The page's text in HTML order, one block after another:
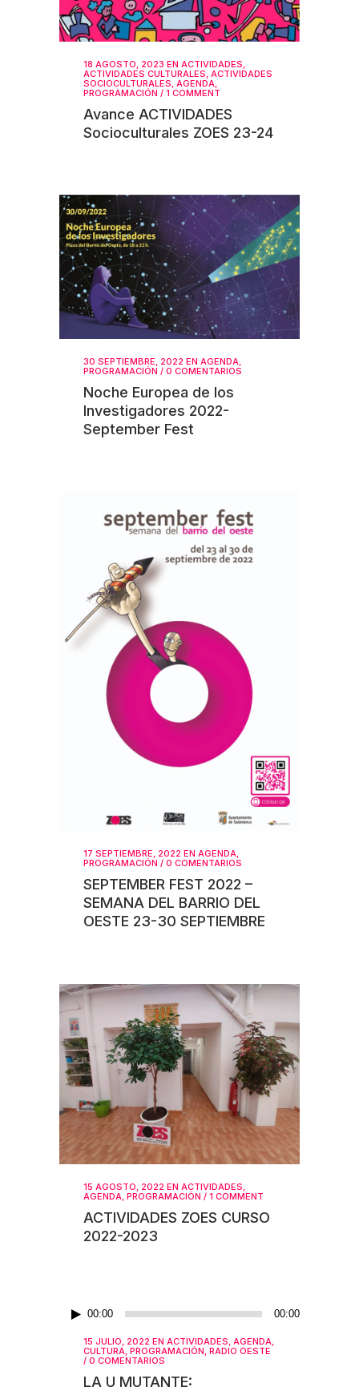
18 AGOSTO, 2023 EN ACTIVIDADES,
ACTIVIDADES CULTURALES, ACTIVIDADES
SOCIOCULTURALES, AGENDA,
PROGRAMACIÓN / 1 COMMENT
Avance ACTIVIDADES
Socioculturales ZOES 23-24
30 SEPTIEMBRE, 2022 EN AGENDA,
PROGRAMACIÓN / 0 COMENTARIOS
Noche Europea de los
Investigadores 2022-
September Fest
17 SEPTIEMBRE, 2022 EN AGENDA,
PROGRAMACIÓN / 0 COMENTARIOS
SEPTEMBER FEST 2022 –
SEMANA DEL BARRIO DEL
OESTE 23-30 SEPTIEMBRE
15 AGOSTO, 2022 EN ACTIVIDADES,
AGENDA, PROGRAMACIÓN / 1 COMMENT
ACTIVIDADES ZOES CURSO
2022-2023
Reproductor
audio
00:00 00:00
15 JULIO, 2022 EN ACTIVIDADES, AGENDA,
CULTURA, PROGRAMACIÓN, RADIO OESTE
/ 0 COMENTARIOS
LA U MUTANTE: